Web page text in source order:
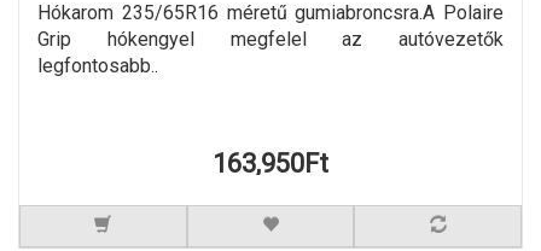
Hókarom 235/65R16 méretű gumiabroncsra.A Polaire
Grip hókengyel megfelel az autóvezetők
legfontosabb..
163,950Ft